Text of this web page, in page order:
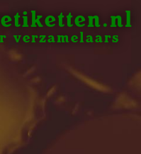
verzamelaars